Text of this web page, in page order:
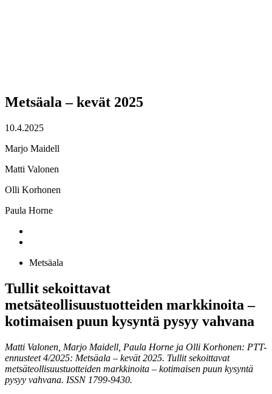
Metsäala – kevät 2025
10.4.2025
Marjo Maidell
Matti Valonen
Olli Korhonen
Paula Horne
Metsäala
Tullit sekoittavat
metsäteollisuustuotteiden markkinoita –
kotimaisen puun kysyntä pysyy vahvana
Matti Valonen, Marjo Maidell, Paula Horne ja Olli Korhonen: PTT-
ennusteet 4/2025: Metsäala – kevät 2025. Tullit sekoittavat
metsäteollisuustuotteiden markkinoita – kotimaisen puun kysyntä
pysyy vahvana. ISSN 1799-9430.